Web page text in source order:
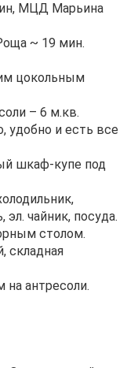
МЦД Марьина
~ 19 мин.
цокольным
– 6 м.кв.
удобно и есть все
шкаф-купе под
эл. чайник, посуда.
столом.
складная
на антресоли.